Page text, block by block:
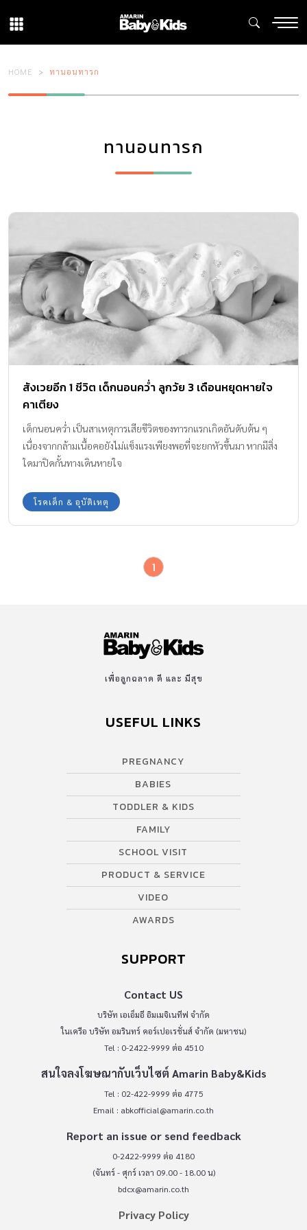
HOME ทานอนทารก
ทานอนทารก
สังเวยอีก 1 ชีวิต เด็กนอนคว่ำ ลูกวัย 3 เดือนหยุดหายใจ
คาเตียง
เด็กนอนคว่ำ เป็นสาเหตุการเสียชีวิตของทารกแรกเกิดอันดับต้น ๆ
เนื่องจากกล้ามเนื้อคอยังไม่แข็งแรงเพียงพอที่จะยกหัวขึ้นมา หากมีสิ่ง
ใดมาปิดกั้นทางเดินหายใจ
โรคเด็ก & อุบัติเหตุ
1
เพื่อลูกฉลาด ดี และ มีสุข
USEFUL LINKS
PREGNANCY
BABIES
TODDLER & KIDS
FAMILY
SCHOOL VISIT
PRODUCT & SERVICE
VIDEO
AWARDS
SUPPORT
Contact US
บริษัท เอเอ็มอี อิมเมจิเนทีฟ จำกัด
ในเครือ บริษัท อมรินทร์ คอร์เปอเรชั่นส์ จำกัด (มหาชน)
Tel : 0-2422-9999 ต่อ 4510
สนใจลงโฆษณากับเว็บไซต์ Amarin Baby&Kids
Tel : 02-422-9999 ต่อ 4775
Email : abkofficial@amarin.co.th
Report an issue or send feedback
0-2422-9999 ต่อ 4180
(จันทร์ - ศุกร์ เวลา 09.00 - 18.00 น)
bdcx@amarin.co.th
Privacy Policy